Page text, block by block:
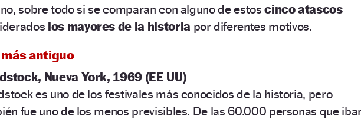
sobre todo si se comparan con alguno de estoscinco atascos
los mayores de la historia por diferentes motivos.
más antiguo
Nueva York, 1969 (EE UU)
es uno de los festivales más conocidos de la historia, pero
fue uno de los menos previsibles. De las 60.000 personas que